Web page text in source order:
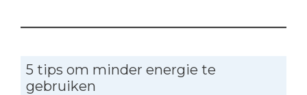
5 tips om minder energie te
gebruiken